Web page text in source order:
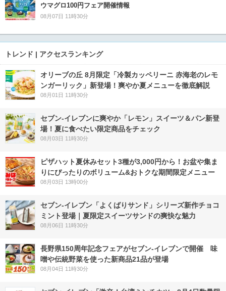
ウマグロ100円フェア開催情報
08月07日 11時30分
トレンド | アクセスランキング
オリーブの丘 8月限定「冷製カッペリーニ 赤海老のレモ
ンガーリック」新登場！爽やか夏メニューを徹底解説
08月01日 11時30分
セブン‐イレブンに爽やか「レモン」スイーツ＆パン新登
場！夏に食べたい限定商品をチェック
08月03日 11時30分
ピザハット夏休みセット3種が3,000円から！お盆や集ま
りにぴったりのボリューム&おトクな期間限定メニュー
08月03日 13時00分
セブン‐イレブン「よくばりサンド」シリーズ新作チョコ
ミント登場｜夏限定スイーツサンドの爽快な魅力
08月06日 11時30分
長野県150周年記念フェアがセブン-イレブンで開催 味
噌や伝統野菜を使った新商品21品が登場
08月04日 11時30分